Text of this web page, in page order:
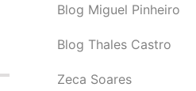
Blog Miguel Pinheiro
Blog Thales Castro
Zeca Soares